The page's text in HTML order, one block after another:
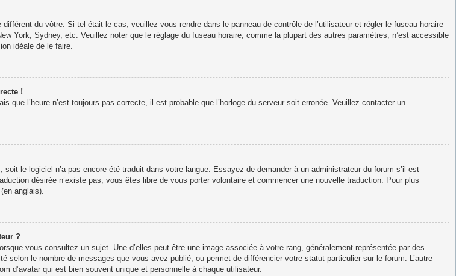
différent du vôtre. Si tel était le cas, veuillez vous rendre dans le panneau de contrôle de l’utilisateur et régler le fuseau horaire
York, Sydney, etc. Veuillez noter que le réglage du fuseau horaire, comme la plupart des autres paramètres, n’est accessible
idéale de le faire.
!
que l’heure n’est toujours pas correcte, il est probable que l’horloge du serveur soit erronée. Veuillez contacter un
le logiciel n’a pas encore été traduit dans votre langue. Essayez de demander à un administrateur du forum s’il est
désirée n’existe pas, vous êtes libre de vous porter volontaire et commencer une nouvelle traduction. Pour plus
anglais).
?
vous consultez un sujet. Une d’elles peut être une image associée à votre rang, généralement représentée par des
selon le nombre de messages que vous avez publié, ou permet de différencier votre statut particulier sur le forum. L’autre
d’avatar qui est bien souvent unique et personnelle à chaque utilisateur.